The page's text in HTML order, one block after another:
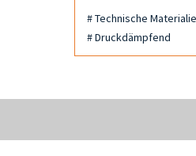
# Technische
# Druckdämpfend